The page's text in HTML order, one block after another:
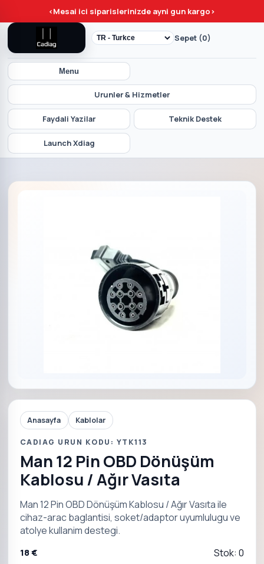
<Mesai ici siparislerinizde ayni gun kargo>
Menu
Urunler & Hizmetler
Faydali Yazilar Teknik Destek
Launch Xdiag
Sepet (0)
Anasayfa Kablolar
CADIAG URUN KODU: YTK113
Man 12 Pin OBD Dönüşüm
Kablosu / Ağır Vasıta
Man 12 Pin OBD Dönüşüm Kablosu / Ağır Vasıta ile
cihaz-arac baglantisi, soket/adaptor uyumlulugu ve
atolye kullanim destegi.
18 € Stok: 0